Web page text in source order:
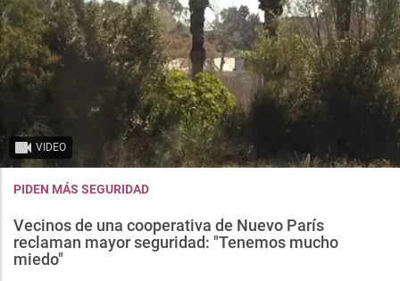
VIDEO
PIDEN MÁS SEGURIDAD
Vecinos de una cooperativa de Nuevo París
reclaman mayor seguridad: "Tenemos mucho
miedo"